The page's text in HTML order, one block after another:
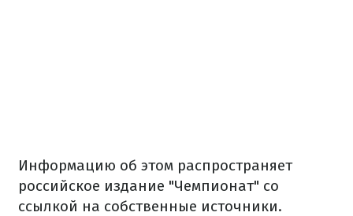
Информацию об этом распространяет
российское издание "Чемпионат" со
ссылкой на собственные источники.